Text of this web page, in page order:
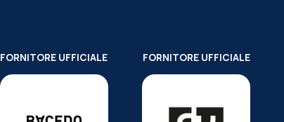
FORNITORE UFFICIALE FORNITORE UFFICIALE